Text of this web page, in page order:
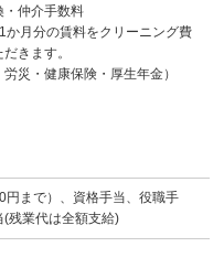
・仲介手数料
月分の賃料をクリーニング費
きます。
災・健康保険・厚生年金）
円まで）、資格手当、役職手
(残業代は全額支給)